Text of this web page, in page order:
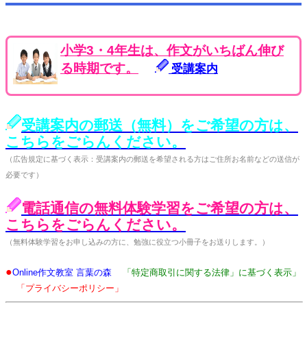
小学3・4年生は、作文がいちばん伸び
る時期です。
受講案内
受講案内の郵送（無料）をご希望の方は、
こちらをごらんください。
（広告規定に基づく表示：受講案内の郵送を希望される方はご住所お名前などの送信が
必要です）
電話通信の無料体験学習をご希望の方は、
こちらをごらんください。
（無料体験学習をお申し込みの方に、勉強に役立つ小冊子をお送りします。）
●Online作文教室 言葉の森
「特定商取引に関する法律」に基づく表示」
「プライバシーポリシー」